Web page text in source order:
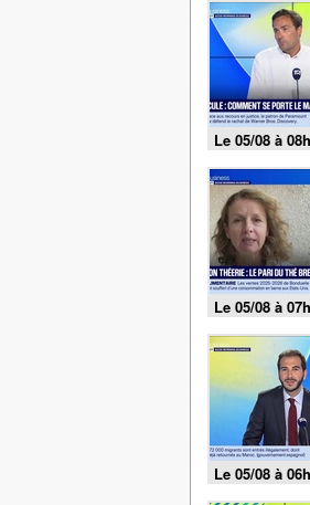
Le 05/08 à 08h
Le 05/08 à 07h
Le 05/08 à 06h